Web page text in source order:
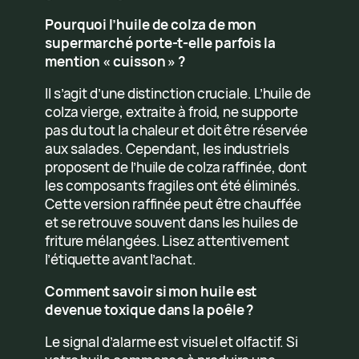
Pourquoi l’huile de colza de mon
supermarché porte-t-elle parfois la
mention « cuisson » ?
Il s’agit d’une distinction cruciale. L’huile de
colza vierge, extraite à froid, ne supporte
pas du tout la chaleur et doit être réservée
aux salades. Cependant, les industriels
proposent de l’huile de colza raffinée, dont
les composants fragiles ont été éliminés.
Cette version raffinée peut être chauffée
et se retrouve souvent dans les huiles de
friture mélangées. Lisez attentivement
l’étiquette avant l’achat.
Comment savoir si mon huile est
devenue toxique dans la poêle ?
Le signal d’alarme est visuel et olfactif. Si